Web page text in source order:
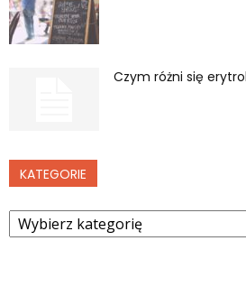
Czym różni się
KATEGORIE
Kategorie